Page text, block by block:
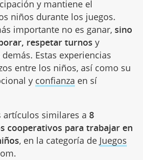
y mantiene el
niños durante los juegos.
importante no es ganar, sino
respetar turnos y
Estas experiencias
entre los niños, así como su
y confianza en sí
artículos similares a 8
cooperativos para trabajar en
, en la categoría de Juegos